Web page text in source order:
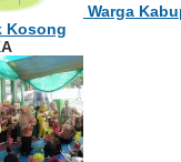
Warga
Kosong